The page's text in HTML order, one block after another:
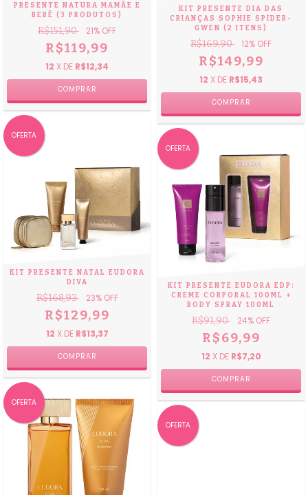
PRESENTE NATURA MAMÃE E
BEBÊ (3 PRODUTOS)
R$151,90 21% OFF
R$119,99
12 X DE R$12,34
KIT PRESENTE DIA DAS
CRIANÇAS SOPHIE SPIDER-
GWEN (2 ITENS)
R$169,90 12% OFF
R$149,99
12 X DE R$15,43
OFERTA
KIT PRESENTE NATAL EUDORA
DIVA
R$168,93 23% OFF
R$129,99
12 X DE R$13,37
OFERTA
KIT PRESENTE EUDORA EDP:
CREME CORPORAL 100ML +
BODY SPRAY 100ML
R$91,90 24% OFF
R$69,99
12 X DE R$7,20
OFERTA
OFERTA